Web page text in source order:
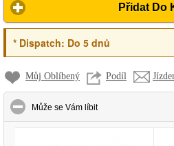
Přidat Do
*Dispatch: Do 5 dnů
Můj Oblíbený Podíl
Může se Vám líbitclick to collapse